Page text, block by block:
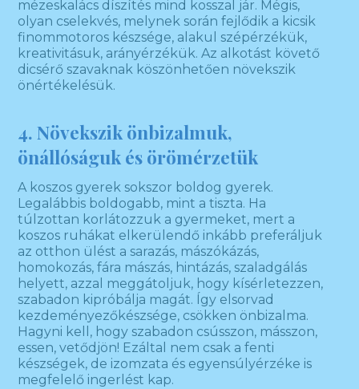
mézeskalács díszítés mind kosszal jár. Mégis,
olyan cselekvés, melynek során fejlődik a kicsik
finommotoros készsége, alakul szépérzékük,
kreativitásuk, arányérzékük. Az alkotást követő
dicsérő szavaknak köszönhetően növekszik
önértékelésük.
4. Növekszik önbizalmuk,
önállóságuk és örömérzetük
A koszos gyerek sokszor boldog gyerek.
Legalábbis boldogabb, mint a tiszta. Ha
túlzottan korlátozzuk a gyermeket, mert a
koszos ruhákat elkerülendő inkább preferáljuk
az otthon ülést a sarazás, mászókázás,
homokozás, fára mászás, hintázás, szaladgálás
helyett, azzal meggátoljuk, hogy kísérletezzen,
szabadon kipróbálja magát. Így elsorvad
kezdeményezőkészsége, csökken önbizalma.
Hagyni kell, hogy szabadon csússzon, másszon,
essen, vetődjön! Ezáltal nem csak a fenti
készségek, de izomzata és egyensúlyérzéke is
megfelelő ingerlést kap.